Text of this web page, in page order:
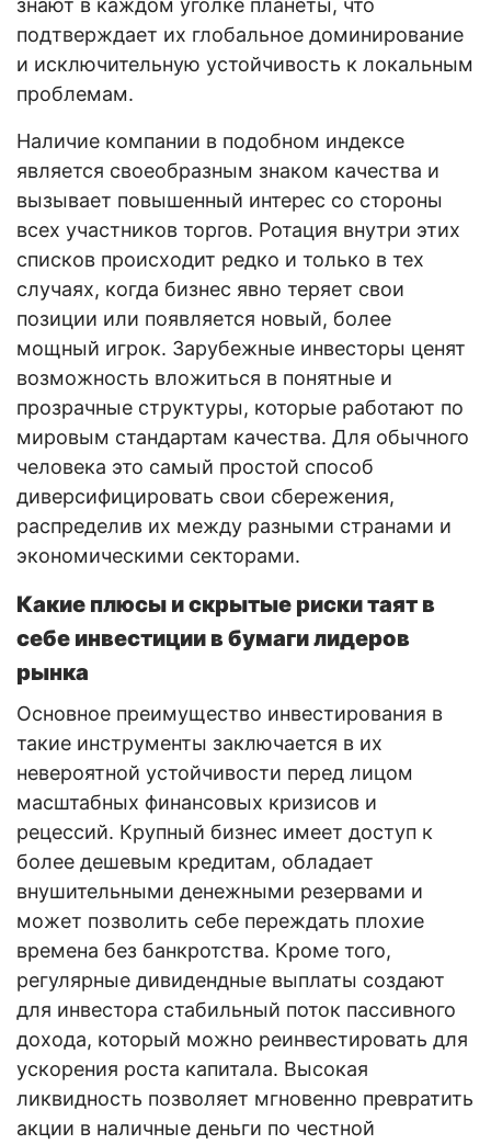
подтверждает их глобальное доминирование
и исключительную устойчивость к локальным
проблемам.
Наличие компании в подобном индексе
является своеобразным знаком качества и
вызывает повышенный интерес со стороны
всех участников торгов. Ротация внутри этих
списков происходит редко и только в тех
случаях, когда бизнес явно теряет свои
позиции или появляется новый, более
мощный игрок. Зарубежные инвесторы ценят
возможность вложиться в понятные и
прозрачные структуры, которые работают по
мировым стандартам качества. Для обычного
человека это самый простой способ
диверсифицировать свои сбережения,
распределив их между разными странами и
экономическими секторами.
Какие плюсы и скрытые риски таят в
себе инвестиции в бумаги лидеров
рынка
Основное преимущество инвестирования в
такие инструменты заключается в их
невероятной устойчивости перед лицом
масштабных финансовых кризисов и
рецессий. Крупный бизнес имеет доступ к
более дешевым кредитам, обладает
внушительными денежными резервами и
может позволить себе переждать плохие
времена без банкротства. Кроме того,
регулярные дивидендные выплаты создают
для инвестора стабильный поток пассивного
дохода, который можно реинвестировать для
ускорения роста капитала. Высокая
ликвидность позволяет мгновенно превратить
акции в наличные деньги по честной